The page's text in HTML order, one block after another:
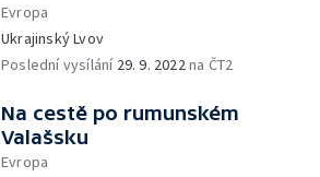
Evropa
Ukrajinský Lvov
Poslední vysílání 29. 9. 2022na ČT2
Na cestě po rumunském
Valašsku
Evropa